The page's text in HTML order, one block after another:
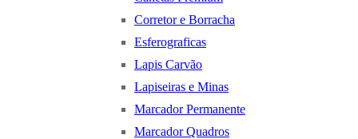
Corretor e Borracha
Esferograficas
Lapis Carvão
Lapiseiras e Minas
Marcador Permanente
Marcador Quadros